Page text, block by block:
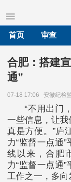
首页
审查
合肥：搭建
通”
07-18 17:06 安徽纪检
“不用出门
一些信息，让
真是方便。”庐
力“监督一点通
线以来，合肥
力“监督一点通
工作之一，多